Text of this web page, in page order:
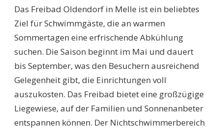
Das Freibad Oldendorf in Melle ist ein beliebtes
Ziel für Schwimmgäste, die an warmen
Sommertagen eine erfrischende Abkühlung
suchen. Die Saison beginnt im Mai und dauert
bis September, was den Besuchern ausreichend
Gelegenheit gibt, die Einrichtungen voll
auszukosten. Das Freibad bietet eine großzügige
Liegewiese, auf der Familien und Sonnenanbeter
entspannen können. Der Nichtschwimmerbereich